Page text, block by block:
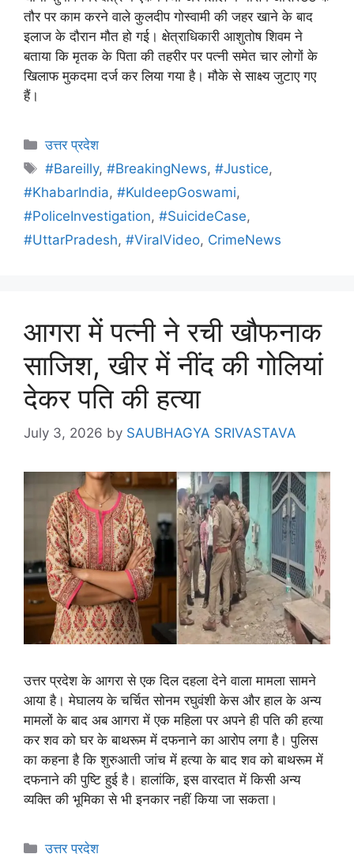
तौर पर काम करने वाले कुलदीप गोस्वामी की जहर खाने के बाद
इलाज के दौरान मौत हो गई। क्षेत्राधिकारी आशुतोष शिवम ने
बताया कि मृतक के पिता की तहरीर पर पत्नी समेत चार लोगों के
खिलाफ मुकदमा दर्ज कर लिया गया है। मौके से साक्ष्य जुटाए गए
हैं।
उत्तर प्रदेश
#Bareilly,#BreakingNews,#Justice,
#KhabarIndia, #KuldeepGoswami,
#PoliceInvestigation, #SuicideCase,
#UttarPradesh, #ViralVideo, CrimeNews
आगरा में पत्नी ने रची खौफनाक
साजिश, खीर में नींद की गोलियां
देकर पति की हत्या
July 3, 2026 by SAUBHAGYA SRIVASTAVA
उत्तर प्रदेश के आगरा से एक दिल दहला देने वाला मामला सामने
आया है। मेघालय के चर्चित सोनम रघुवंशी केस और हाल के अन्य
मामलों के बाद अब आगरा में एक महिला पर अपने ही पति की हत्या
कर शव को घर के बाथरूम में दफनाने का आरोप लगा है। पुलिस
का कहना है कि शुरुआती जांच में हत्या के बाद शव को बाथरूम में
दफनाने की पुष्टि हुई है। हालांकि, इस वारदात में किसी अन्य
व्यक्ति की भूमिका से भी इनकार नहीं किया जा सकता।
उत्तर प्रदेश